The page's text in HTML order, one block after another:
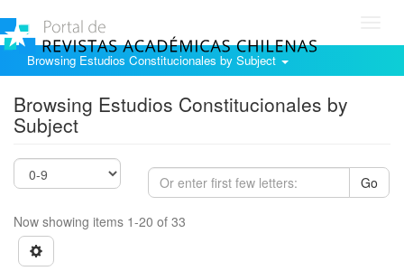
Browsing Estudios Constitucionales by Subject
Browsing Estudios Constitucionales by
Subject
Go
Now showing items 1-20 of 33